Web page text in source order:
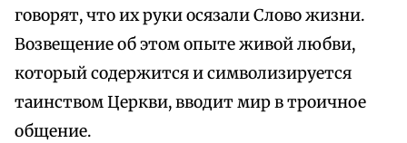
говорят, что их руки осязали Слово жизни.
Возвещение об этом опыте живой любви,
который содержится и символизируется
таинством Церкви, вводит мир в троичное
общение.